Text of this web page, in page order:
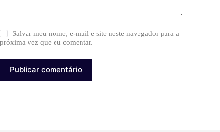
Salvar meu nome, e-mail e site neste navegador para a
próxima vez que eu comentar.
Publicar comentário